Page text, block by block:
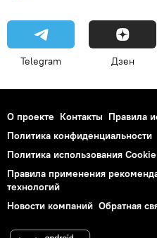
Telegram Дзен
О проекте Контакты Правила
Политика конфиденциальности
Политика использования Cookie
Правила применения
технологий
Новости компаний Обратная